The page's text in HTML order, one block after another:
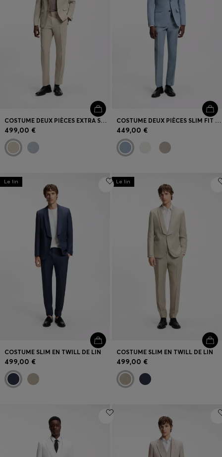
COSTUME DEUX PIÈCES EXTRA SLIM EN POPELINE DE LAINE MÉLANGÉE
499,00 €
COSTUME DEUX PIÈCES SLIM FIT EN COTON ET LIN
449,00 €
Le lin
COSTUME SLIM EN TWILL DE LIN
499,00 €
Le lin
COSTUME SLIM EN TWILL DE LIN
499,00 €